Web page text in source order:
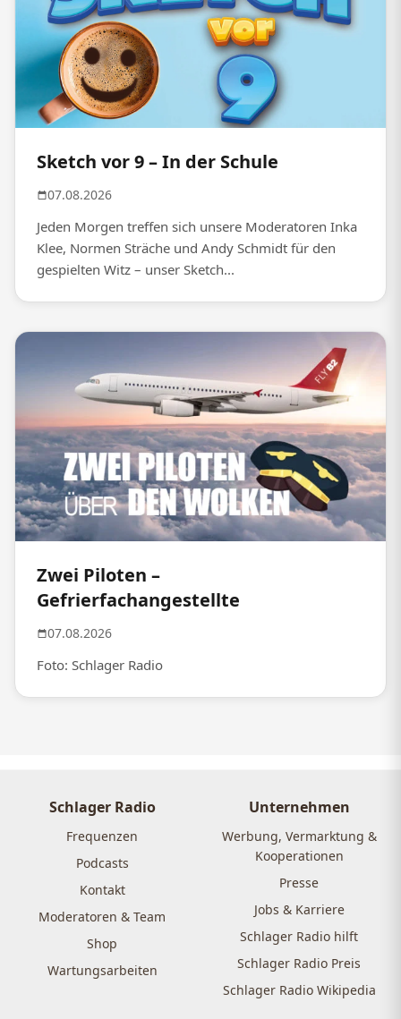
Sketch vor 9 – In der Schule
07.08.2026
Jeden Morgen treffen sich unsere Moderatoren Inka
Klee, Normen Sträche und Andy Schmidt für den
gespielten Witz – unser Sketch...
Zwei Piloten –
Gefrierfachangestellte
07.08.2026
Foto: Schlager Radio
Schlager Radio
Frequenzen
Podcasts
Kontakt
Moderatoren & Team
Shop
Wartungsarbeiten
Unternehmen
Werbung, Vermarktung &
Kooperationen
Presse
Jobs & Karriere
Schlager Radio hilft
Schlager Radio Preis
Schlager Radio Wikipedia